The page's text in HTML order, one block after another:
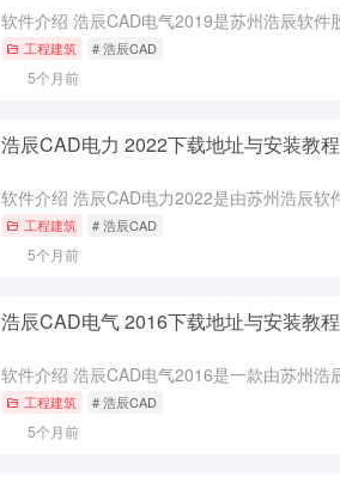
工程建筑 # 浩辰CAD
5个月前
浩辰CAD电力 2022下载地址与安装教程
工程建筑 # 浩辰CAD
5个月前
浩辰CAD电气 2016下载地址与安装教程
工程建筑 # 浩辰CAD
5个月前